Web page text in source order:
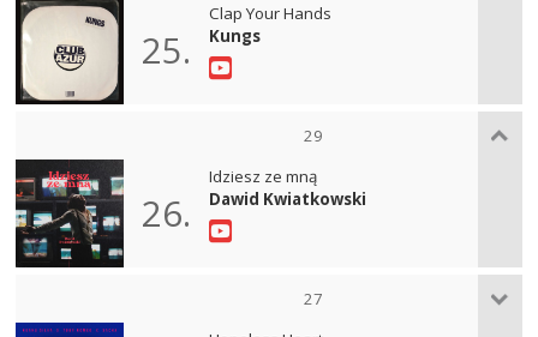
25.
Clap Your Hands
Kungs
29
26.
Idziesz ze mną
Dawid Kwiatkowski
27